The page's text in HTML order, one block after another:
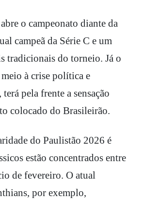
o campeonato diante da
campeã da Série C e um
tradicionais do torneio. Já o
à crise política e
pela frente a sensação
colocado do Brasileirão.
do Paulistão 2026 é
estão concentrados entre
de fevereiro. O atual
por exemplo,